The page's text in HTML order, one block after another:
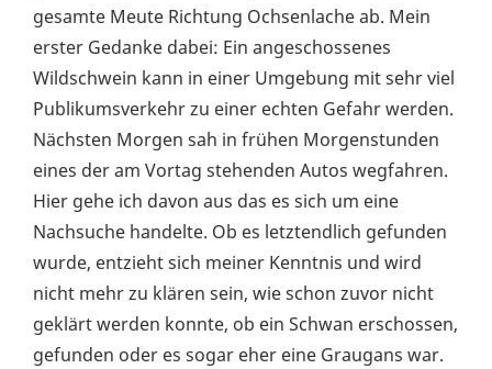
gesamte Meute Richtung Ochsenlache ab. Mein
erster Gedanke dabei: Ein angeschossenes
Wildschwein kann in einer Umgebung mit sehr viel
Publikumsverkehr zu einer echten Gefahr werden.
Nächsten Morgen sah in frühen Morgenstunden
eines der am Vortag stehenden Autos wegfahren.
Hier gehe ich davon aus das es sich um eine
Nachsuche handelte. Ob es letztendlich gefunden
wurde, entzieht sich meiner Kenntnis und wird
nicht mehr zu klären sein, wie schon zuvor nicht
geklärt werden konnte, ob ein Schwan erschossen,
gefunden oder es sogar eher eine Graugans war.